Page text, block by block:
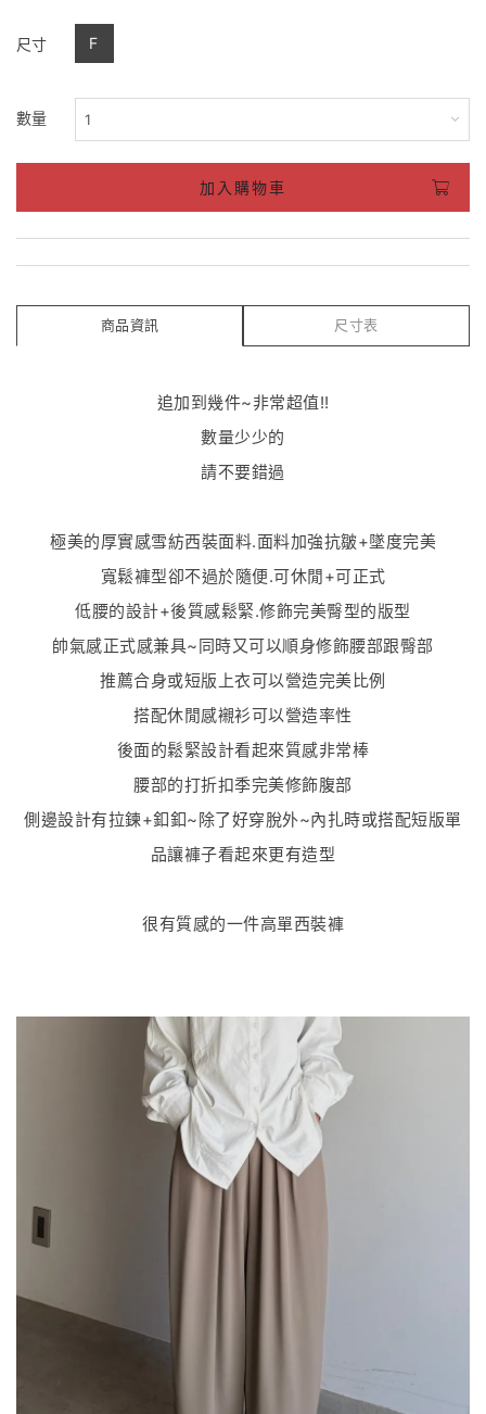
尺寸 F
數量
加入購物車
商品資訊 尺寸表
追加到幾件~非常超值!!
數量少少的
請不要錯過
極美的厚實感雪紡西裝面料.面料加強抗皺+墜度完美
寬鬆褲型卻不過於隨便.可休閒+可正式
低腰的設計+後質感鬆緊.修飾完美臀型的版型
帥氣感正式感兼具~同時又可以順身修飾腰部跟臀部
推薦合身或短版上衣可以營造完美比例
搭配休閒感襯衫可以營造率性
後面的鬆緊設計看起來質感非常棒
腰部的打折扣季完美修飾腹部
側邊設計有拉鍊+釦釦~除了好穿脫外~內扎時或搭配短版單
品讓褲子看起來更有造型
很有質感的一件高單西裝褲